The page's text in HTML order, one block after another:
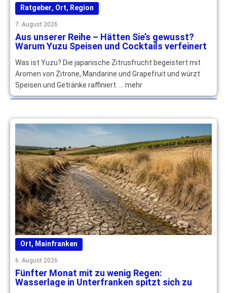
Ratgeber, Ort, Region
7. August 2026
Aus unserer Reihe – Hätten Sie’s gewusst?
Warum Yuzu Speisen und Cocktails verfeinert
Was ist Yuzu? Die japanische Zitrusfrucht begeistert mit
Aromen von Zitrone, Mandarine und Grapefruit und würzt
Speisen und Getränke raffiniert. … mehr
Ort, Mainfranken
6. August 2026
Fünfter Monat mit zu wenig Regen:
Wasserlage in Unterfranken spitzt sich zu